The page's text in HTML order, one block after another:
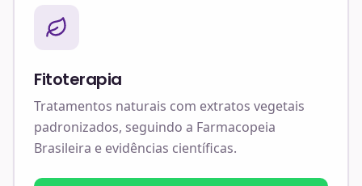
Fitoterapia
Tratamentos naturais com extratos vegetais
padronizados, seguindo a Farmacopeia
Brasileira e evidências científicas.